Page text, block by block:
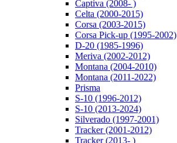
Captiva (2008- )
Celta (2000-2015)
Corsa (2003-2015)
Corsa Pick-up (1995-2002)
D-20 (1985-1996)
Meriva (2002-2012)
Montana (2004-2010)
Montana (2011-2022)
Prisma
S-10 (1996-2012)
S-10 (2013-2024)
Silverado (1997-2001)
Tracker (2001-2012)
Tracker (2013- )